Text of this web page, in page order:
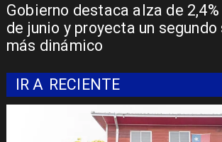
Gobierno destaca alza de
de junio y proyecta un
más dinámico
IR A RECIENTE